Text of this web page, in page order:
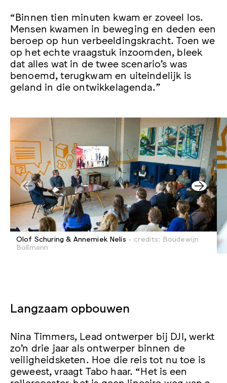
“Binnen tien minuten kwam er zoveel los.
Mensen kwamen in beweging en deden een
beroep op hun verbeeldingskracht. Toen we
op het echte vraagstuk inzoomden, bleek
dat alles wat in de twee scenario’s was
benoemd, terugkwam en uiteindelijk is
geland in die ontwikkelagenda.”
Olof Schuring & Annemiek Nelis - credits: Boudewijn
Bollmann
Langzaam opbouwen
Nina Timmers, Lead ontwerper bij DJI, werkt
zo’n drie jaar als ontwerper binnen de
veiligheidsketen. Hoe die reis tot nu toe is
geweest, vraagt Tabo haar. “Het is een